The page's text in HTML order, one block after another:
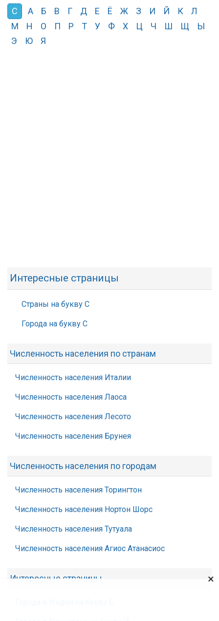
С А Б В Г Д Е Ё Ж З И Й К
Л
М
Н О П Р Т У Ф Х Ц Ч Ш Щ
Ы
Э
Ю Я
Интересные страницы
Страны на букву С
Города на букву С
Численность населения по странам
Численность населения Италии
Численность населения Лаоса
Численность населения Лесото
Численность населения Брунея
Численность населения по городам
Численность населения Торингтон
Численность населения Нортон Шорс
Численность населения Тутуала
Численность населения Агиос Атанасиос
Интересные страницы ×